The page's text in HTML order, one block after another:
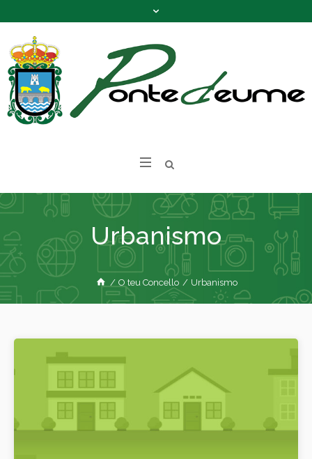
Urbanismo
/ O teu Concello / Urbanismo